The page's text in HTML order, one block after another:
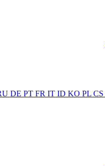
DE PT FR IT ID KO PL CS